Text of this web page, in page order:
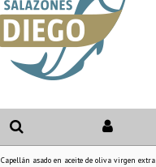
Capellán asado en aceite de oliva virgen extra